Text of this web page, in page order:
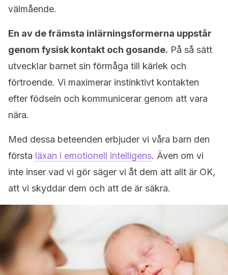
välmående.
En av de främsta inlärningsformerna uppstår
genom fysisk kontakt och gosande. På så sätt
utvecklar barnet sin förmåga till kärlek och
förtroende. Vi maximerar instinktivt kontakten
efter födseln och kommunicerar genom att vara
nära.
Med dessa beteenden erbjuder vi våra barn den
första läxan i emotionell intelligens. Även om vi
inte inser vad vi gör säger vi åt dem att allt är OK,
att vi skyddar dem och att de är säkra.